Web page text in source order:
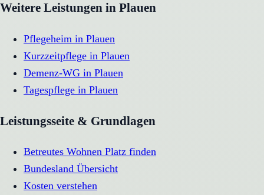
Weitere Leistungen in Plauen
Pflegeheim in Plauen
Kurzzeitpflege in Plauen
Demenz-WG in Plauen
Tagespflege in Plauen
Leistungsseite & Grundlagen
Betreutes Wohnen Platz finden
Bundesland Übersicht
Kosten verstehen